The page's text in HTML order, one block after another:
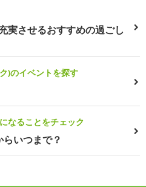
実させるおすすめの過ごし
)のイベントを探す
なることをチェック
いつまで？